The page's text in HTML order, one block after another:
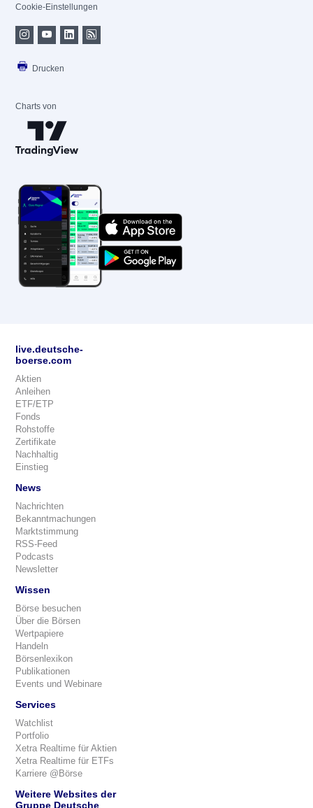
Cookie-Einstellungen
Drucken
Charts von
live.deutsche-
boerse.com
Aktien
Anleihen
ETF/ETP
Fonds
Rohstoffe
Zertifikate
Nachhaltig
Einstieg
News
Nachrichten
Bekanntmachungen
Marktstimmung
RSS-Feed
Podcasts
Newsletter
Wissen
Börse besuchen
Über die Börsen
Wertpapiere
Handeln
Börsenlexikon
Publikationen
Events und Webinare
Services
Watchlist
Portfolio
Xetra Realtime für Aktien
Xetra Realtime für ETFs
Karriere @Börse
Weitere Websites der
Gruppe Deutsche